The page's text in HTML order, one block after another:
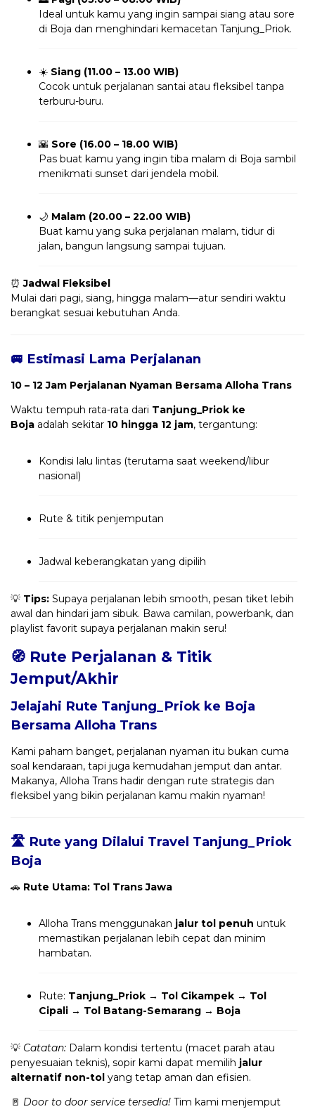
Ideal untuk kamu yang ingin sampai siang atau sore
di Boja dan menghindari kemacetan Tanjung_Priok.
☀️ Siang (11.00 – 13.00 WIB)
Cocok untuk perjalanan santai atau fleksibel tanpa
terburu-buru.
🌇 Sore (16.00 – 18.00 WIB)
Pas buat kamu yang ingin tiba malam di Boja sambil
menikmati sunset dari jendela mobil.
🌙 Malam (20.00 – 22.00 WIB)
Buat kamu yang suka perjalanan malam, tidur di
jalan, bangun langsung sampai tujuan.
⏰Jadwal Fleksibel
Mulai dari pagi, siang, hingga malam—atur sendiri waktu
berangkat sesuai kebutuhan Anda.
🚐 Estimasi Lama Perjalanan
10 – 12 Jam Perjalanan Nyaman Bersama Alloha Trans
Waktu tempuh rata-rata dari Tanjung_Priok ke
Boja adalah sekitar 10 hingga 12 jam, tergantung:
Kondisi lalu lintas (terutama saat weekend/libur
nasional)
Rute & titik penjemputan
Jadwal keberangkatan yang dipilih
💡 Tips: Supaya perjalanan lebih smooth, pesan tiket lebih
awal dan hindari jam sibuk. Bawa camilan, powerbank, dan
playlist favorit supaya perjalanan makin seru!
🧭 Rute Perjalanan & Titik
Jemput/Akhir
Jelajahi Rute Tanjung_Priok ke Boja
Bersama Alloha Trans
Kami paham banget, perjalanan nyaman itu bukan cuma
soal kendaraan, tapi juga kemudahan jemput dan antar.
Makanya, Alloha Trans hadir dengan rute strategis dan
fleksibel yang bikin perjalanan kamu makin nyaman!
🛣️ Rute yang Dilalui Travel Tanjung_Priok
Boja
🚗 Rute Utama: Tol Trans Jawa
Alloha Trans menggunakan jalur tol penuh untuk
memastikan perjalanan lebih cepat dan minim
hambatan.
Rute: Tanjung_Priok → Tol Cikampek → Tol
Cipali → Tol Batang-Semarang → Boja
💡 Catatan: Dalam kondisi tertentu (macet parah atau
penyesuaian teknis), sopir kami dapat memilih jalur
alternatif non-tol yang tetap aman dan efisien.
🚪 Door to door service tersedia! Tim kami menjemput